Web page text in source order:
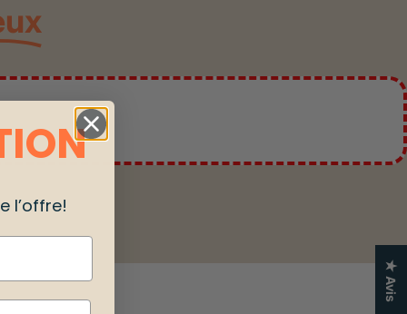
★ Avis
l’offre!